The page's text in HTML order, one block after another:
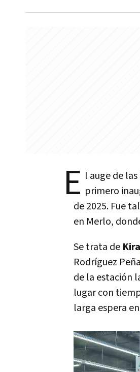
E l auge de las
primero
de 2025. Fue
en Merlo,
Se trata de
Rodríguez
de la estación
lugar con
larga espera